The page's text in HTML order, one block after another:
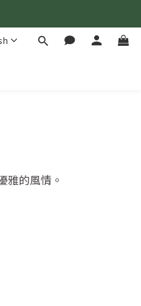
雅的風情。